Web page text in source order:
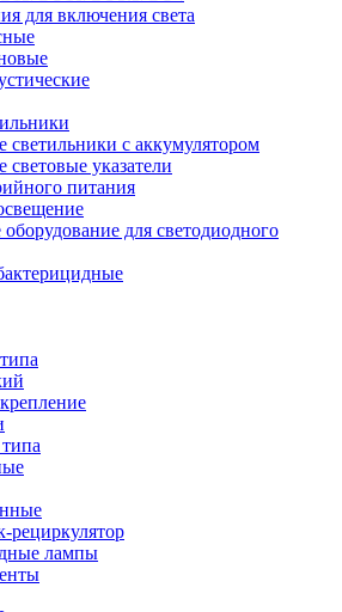
для включения света
светильники с аккумулятором
указатели
питания
для светодиодного
рециркулятор
лампы